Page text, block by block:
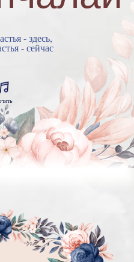
- здесь,
- сейчас